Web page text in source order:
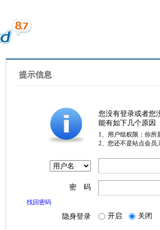
提示信息
您没有登录或者您
能有如下几个原因
1、用户组权限：你所
2、您还不是站点会员
密 码
找回密码
隐身登录 开启 关闭